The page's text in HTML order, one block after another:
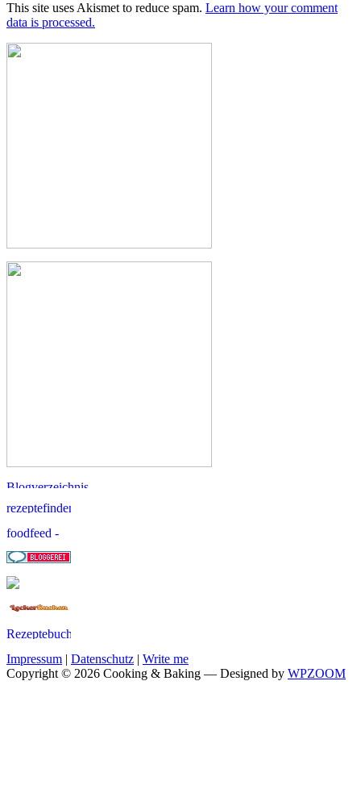
This site uses Akismet to reduce spam. Learn how your comment
data is processed.
Impressum | Datenschutz | Write me
Copyright © 2026 Cooking & Baking — Designed by WPZOOM